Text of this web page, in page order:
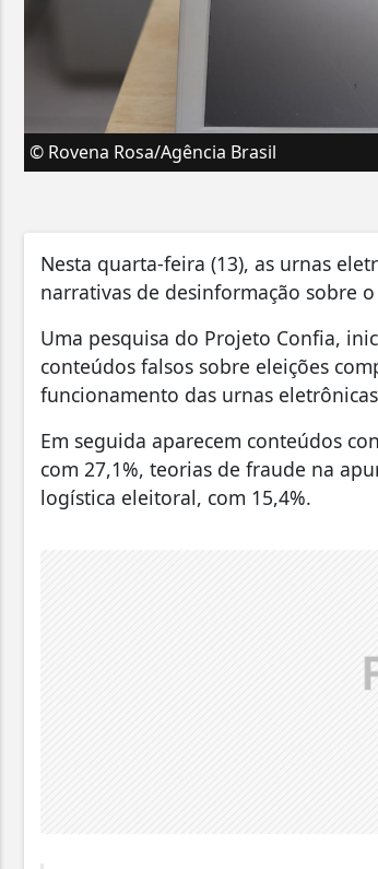
© Rovena Rosa/Agência Brasil
Nesta quarta-feira (13), as urnas
narrativas de desinformação sobre
Uma pesquisa do Projeto Confia,
conteúdos falsos sobre eleições
funcionamento das urnas
Em seguida aparecem conteúdos
com 27,1%, teorias de fraude na
logística eleitoral, com 15,4%.